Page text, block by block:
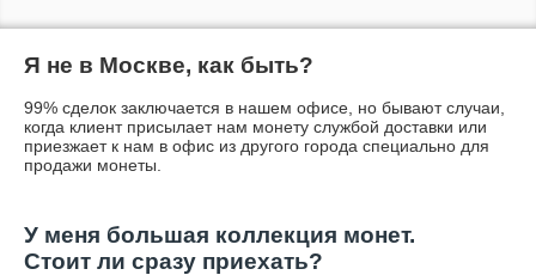
Я не в Москве, как быть?
99% сделок заключается в нашем офисе, но бывают случаи,
когда клиент присылает нам монету службой доставки или
приезжает к нам в офис из другого города специально для
продажи монеты.
У меня большая коллекция монет.
Стоит ли сразу приехать?